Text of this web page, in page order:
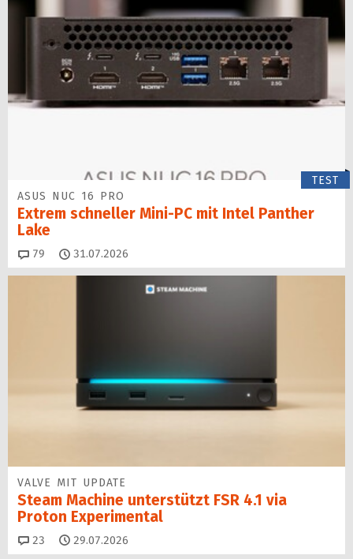
TEST
ASUS NUC 16 PRO
Extrem schneller Mini-PC mit Intel Panther
Lake
79 Kommentare
31.07.2026
VALVE MIT UPDATE
Steam Machine unterstützt FSR 4.1 via
Proton Experimental
23 Kommentare
29.07.2026